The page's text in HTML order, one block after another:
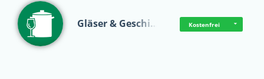
Gläser & Geschi… Kostenfrei